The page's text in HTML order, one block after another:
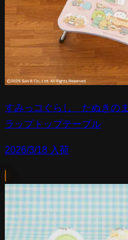
すみっコぐらし たぬきの
ラップトップテーブル
2026/3/18 入荷